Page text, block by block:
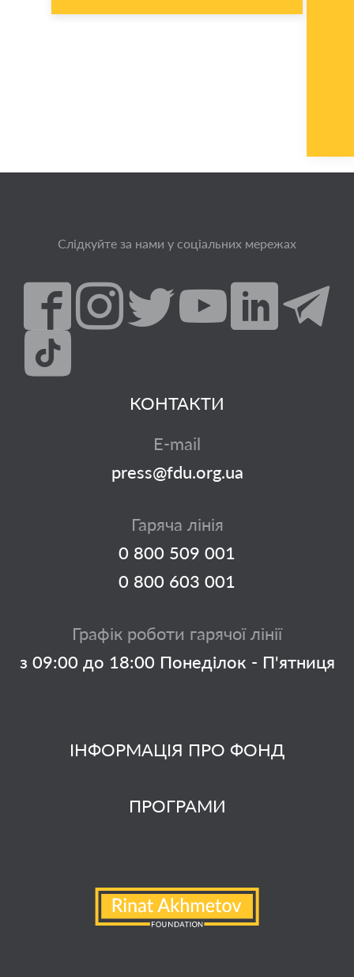
Слідкуйте за нами у соціальних мережах
ІНФОРМАЦІЯ ПРО ФОНД
ПРОГРАМИ
КОНТАКТИ
E-mail
press@fdu.org.ua
Гаряча лінія
0 800 509 001
0 800 603 001
Графік роботи гарячої лінії
з 09:00 до 18:00 Понеділок - П'ятниця